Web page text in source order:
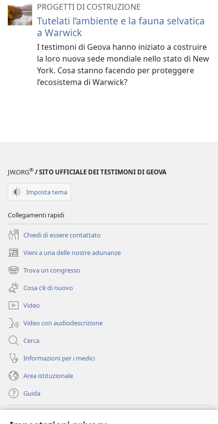
PROGETTI DI COSTRUZIONE
Tutelati l’ambiente e la fauna selvatica
a Warwick
I testimoni di Geova hanno iniziato a costruire
la loro nuova sede mondiale nello stato di New
York. Cosa stanno facendo per proteggere
l’ecosistema di Warwick?
JW.ORG® / SITO UFFICIALE DEI TESTIMONI DI GEOVA
Imposta tema
Collegamenti rapidi
Chiedi di essere contattato
Vieni a una delle nostre adunanze
(apre
una
nuova
finestra)
Trova un congresso
(apre
una
nuova
finestra)
Cosa c’è di nuovo
Video
Video con audiodescrizione
Cerca
Informazioni per i medici
Area istituzionale
Guida
(apre